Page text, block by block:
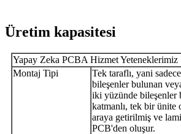
Üretim kapasitesi
Yapay Zeka PCBA Hizmet Yeteneklerimiz
Montaj Tipi
Tek taraflı, yani
bileşenler bulunan
iki yüzünde bileşenler
katmanlı, tek bir ünite
araya getirilmiş ve
PCB'den oluşur.